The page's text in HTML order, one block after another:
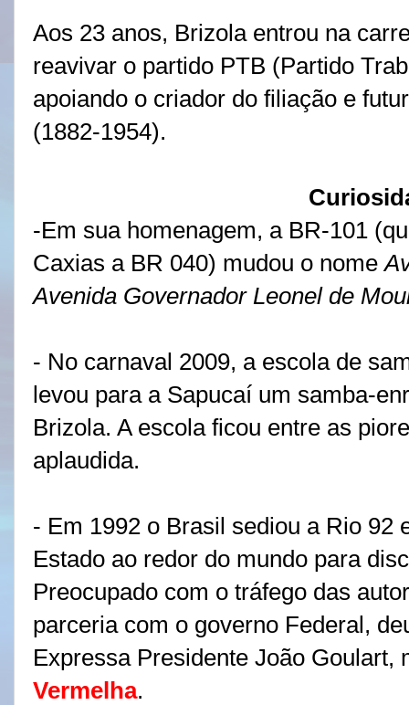
Aos 23 anos, Brizola entrou na
reavivar o partido PTB (Partido
apoiando o criador do filiação e
(1882-1954).
-Em sua homenagem, a BR-101
Caxias a BR 040) mudou o nome
Avenida Governador Leonel de
- No carnaval 2009, a escola de
levou para a Sapucaí um samba-
Brizola. A escola ficou entre as
aplaudida.
- Em 1992 o Brasil sediou a Rio 92
Estado ao redor do mundo para
Preocupado com o tráfego das
parceria com o governo Federal,
Expressa Presidente João
Vermelha.